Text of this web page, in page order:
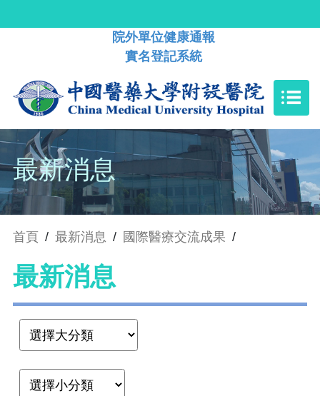
院外單位健康通報
實名登記系統
最新消息
首頁 / 最新消息 / 國際醫療交流成果 /
最新消息